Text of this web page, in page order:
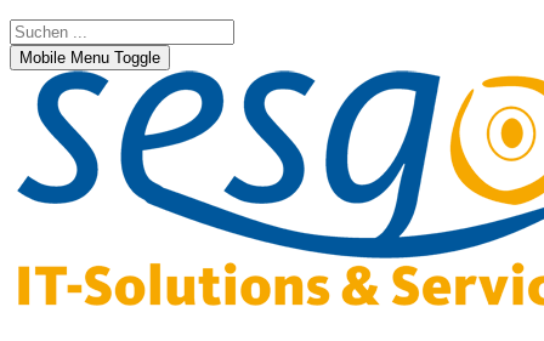
Mobile Menu Toggle